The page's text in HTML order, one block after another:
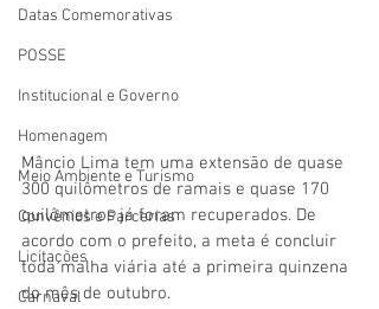
Datas Comemorativas
POSSE
Institucional e Governo
Homenagem
Meio Ambiente e Turismo
Convênios e Parcerias
Licitações
Carnaval
Mâncio Lima tem uma extensão de quase
300 quilômetros de ramais e quase 170
quilômetros já foram recuperados. De
acordo com o prefeito, a meta é concluir
toda malha viária até a primeira quinzena
do mês de outubro.